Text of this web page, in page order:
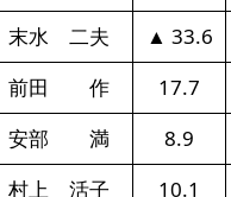
末水 二夫 ▲ 33.6
前田 作 17.7
安部 満 8.9
村上 活子 10.1